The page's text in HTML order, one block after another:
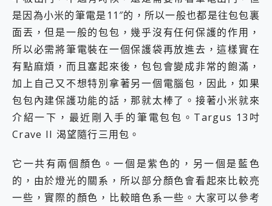
外型超吸晴~ 給您絕佳操控體驗 GravaStar Mercury K1 系列 異星機械鍵盤與 Mercury X 系列 輕量無線電競滑鼠 開箱 評測
開箱~變身「蜘蛛人」椅子軍師！MSI MPG 491CQP QD-OLED 超寬曲面電競螢幕，多工辦公、爽度滿滿的終極桌面體驗
iPhone 17 系列 有認證的防護來囉！ imos 首家導入 UL MCV 行銷宣告驗證的手機配件品牌
DJI Osmo Pocket 3 爽爽帶回家 歡慶 EaseUS 21 週年到來，「Slogan 海報徵稿活動」好康大放送
小巧好吸不擋鏡頭 有Qi2認證的 ONPRO MagReact MXs2 5000mAh薄型磁吸無線急速行動電源 開箱 評測
會走動的冷暖氣 SONY REON POCKET PRO 穿戴式智慧冷暖調溫裝置 開箱 評測
寶可夢飛人外掛iToolab AnyGo全新升級，GO Fest 五折優惠嗨翻天！支援 iOS/Android！
百倍變焦實測~ vivo X200 Pro 與 S25 Ultra 誰能滿足全場景拍攝需求？
超好用的 PLAUD NotePin AI 智慧錄音膠囊~ 您的AI 秘書已上線 每月免費送你 300分鐘轉寫
COMPUTEX 2025 來囉！AGI亞奇雷 AI・Gaming・創作儲存方案登場，趕快來AGI亞奇雷挑戰任務抽 PS5！
飛利浦 JS7310 ⚡【電急便｜行動儲能救車電源】 可靠的旅行夥伴！帶給您優異的安全性與強大供電效能
是螢幕也是電視! 一機超多用途「MSI微星 Modern MD272UPSW 27型」 4K IPS 輕薄商用智慧聯網螢幕 開箱 評測
您的專屬AI 助手 Yoga Slim 7 Aura Edition 觸控AI筆電 開箱 評測
realme 14 Pro 超硬軍規、冰感變色實測，realme 14 5G 遊戲戰鬥值爆表，效能x娛樂全都要！
是因為小米的筆電是11″的，所以一般也都是往包包裏
面丟，但是一般的包包，幾乎沒有任何保護的作用，
所以必需將筆電裝在一個保護袋再放進去，這樣實在
有點麻煩，而且塞起來後，包包會變成非常的飽滿，
加上自己又不想特別拿著另一個電腦包，因此，如果
包包內建保護功能的話，那就太棒了。接著小米就來
介紹一下，最近剛入手的筆電包包。Targus 13吋
Crave II 渴望隨行三用包。
它一共有兩個顏色。一個是紫色的，另一個是藍色
的，由於燈光的關系，所以部分顏色會看起來比較亮
一些，實際的顏色，比較暗色系一些。大家可以參考